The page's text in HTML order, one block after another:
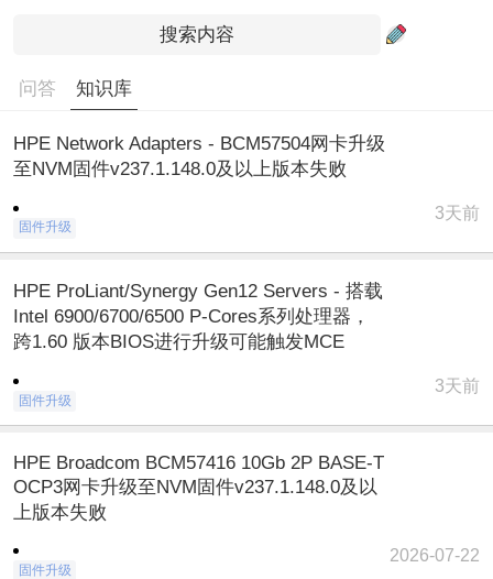
问答 知识库
HPE Network Adapters - BCM57504网卡升级
至NVM固件v237.1.148.0及以上版本失败
固件升级
3天前
HPE ProLiant/Synergy Gen12 Servers - 搭载
Intel 6900/6700/6500 P-Cores系列处理器，
跨1.60 版本BIOS进行升级可能触发MCE
固件升级
3天前
HPE Broadcom BCM57416 10Gb 2P BASE-T
OCP3网卡升级至NVM固件v237.1.148.0及以
上版本失败
固件升级
2026-07-22